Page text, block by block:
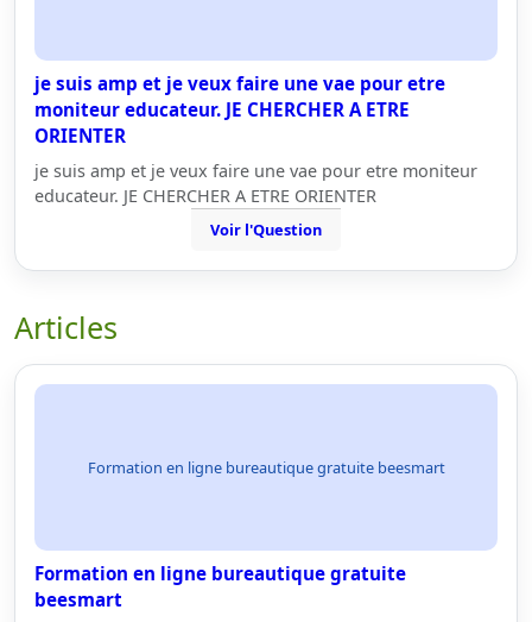
je suis amp et je veux faire une vae pour etre
moniteur educateur. JE CHERCHER A ETRE
ORIENTER
je suis amp et je veux faire une vae pour etre moniteur
educateur. JE CHERCHER A ETRE ORIENTER
Voir l'Question
Articles
Formation en ligne bureautique gratuite beesmart
Formation en ligne bureautique gratuite
beesmart